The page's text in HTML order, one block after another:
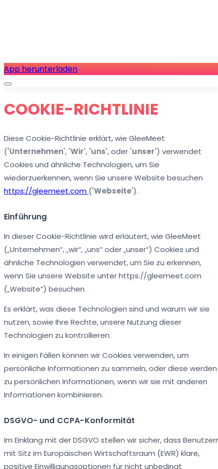
App herunterladen
COOKIE-RICHTLINIE
Diese Cookie-Richtlinie erklärt, wie GleeMeet
('Unternehmen', 'Wir', 'uns', oder 'unser') verwendet
Cookies und ähnliche Technologien, um Sie
wiederzuerkennen, wenn Sie unsere Website besuchen
https://gleemeet.com ('Webseite').
Einführung
In dieser Cookie-Richtlinie wird erläutert, wie GleeMeet
(„Unternehmen“, „wir“, „uns“ oder „unser“) Cookies und
ähnliche Technologien verwendet, um Sie zu erkennen,
wenn Sie unsere Website unter https://gleemeet.com
(„Website“) besuchen
Es erklärt, was diese Technologien sind und warum wir sie
nutzen, sowie Ihre Rechte, unsere Nutzung dieser
Technologien zu kontrollieren.
In einigen Fällen können wir Cookies verwenden, um
persönliche Informationen zu sammeln, oder diese werden
zu persönlichen Informationen, wenn wir sie mit anderen
Informationen kombinieren.
DSGVO- und CCPA-Konformität
Im Einklang mit der DSGVO stellen wir sicher, dass
mit Sitz im Europäischen Wirtschaftsraum (EWR) klare,
positive Einwilligungsoptionen für nicht unbedingt